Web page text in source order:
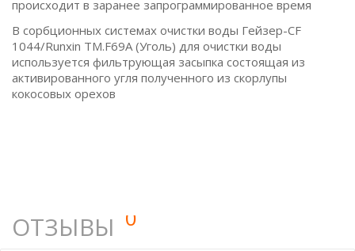
происходит в заранее запрограммированное время
В сорбционных системах очистки воды Гейзер-CF
1044/Runxin TM.F69A (Уголь) для очистки воды
используется фильтрующая засыпка состоящая из
активированного угля полученного из скорлупы
кокосовых орехов
ОТЗЫВЫ 0